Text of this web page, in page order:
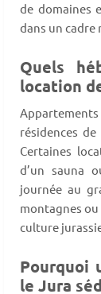
de domaines
dans un cadre
Quels
location
Appartements
résidences
Certaines
d’un sauna
journée au
montagnes
culture
Pourquoi
le Jura